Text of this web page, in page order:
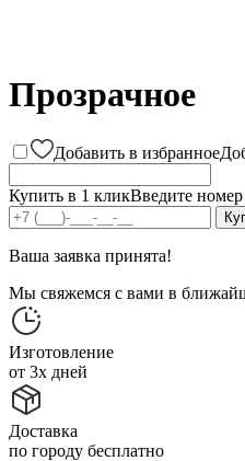
Прозрачное
Добавить в избранное
Купить в 1 кликВведите
Ваша заявка принята!
Мы свяжемся с вами в
Изготовление
от 3х дней
Доставка
по городу бесплатно